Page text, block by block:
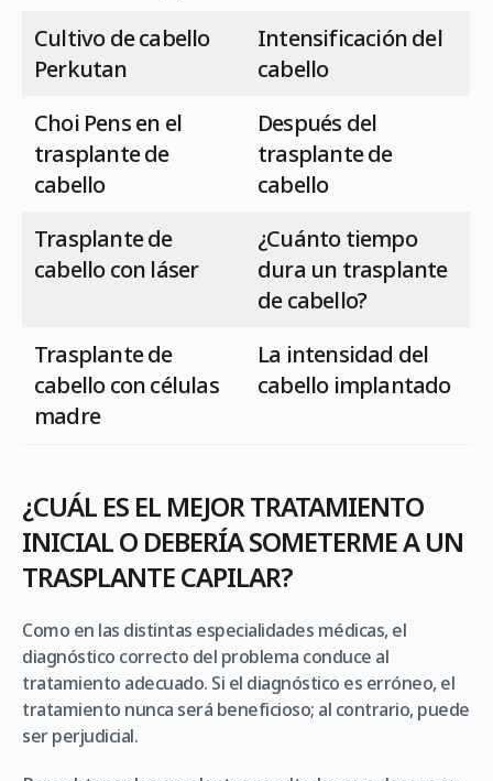
Cultivo de cabello
Perkutan
Intensificación del
cabello
Choi Pens en el
trasplante de
cabello
Después del
trasplante de
cabello
Trasplante de
cabello con láser
¿Cuánto tiempo
dura un trasplante
de cabello?
Trasplante de
cabello con células
madre
La intensidad del
cabello implantado
¿CUÁL ES EL MEJOR TRATAMIENTO
INICIAL O DEBERÍA SOMETERME A UN
TRASPLANTE CAPILAR?
Como en las distintas especialidades médicas, el
diagnóstico correcto del problema conduce al
tratamiento adecuado. Si el diagnóstico es erróneo, el
tratamiento nunca será beneficioso; al contrario, puede
ser perjudicial.